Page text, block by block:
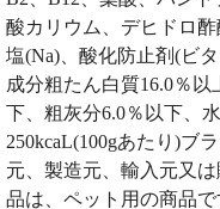
酸カリウム、デヒドロ
塩(Na)、酸化防止剤(ビ
成分粗たん白質16.0％
下、粗灰分6.0％以下、
250kcaL(100gあたり)ブ
元、製造元、輸入元又
品は、ペット用の商品